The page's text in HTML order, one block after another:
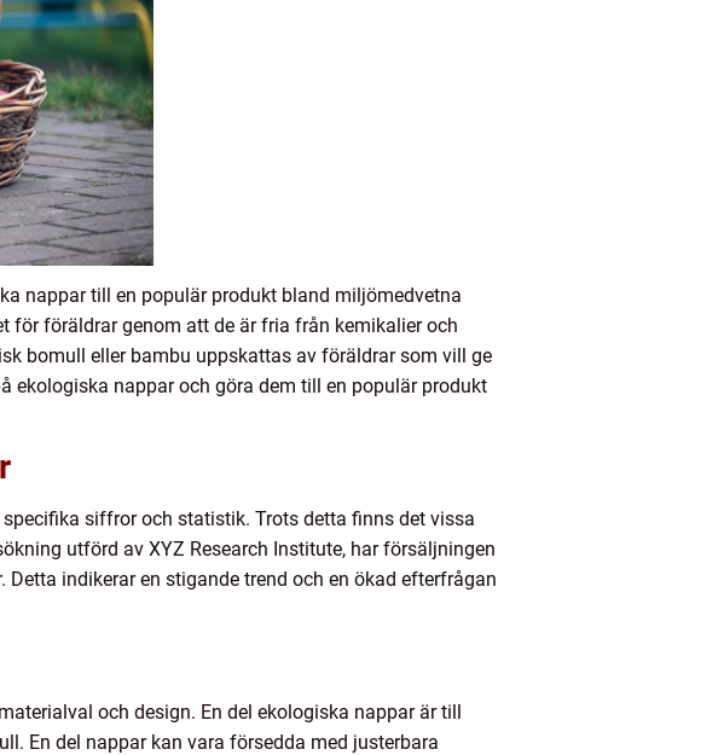
nappar till en populär produkt bland miljömedvetna
för föräldrar genom att de är fria från kemikalier och
bomull eller bambu uppskattas av föräldrar som vill ge
nappar och göra dem till en populär produkt
siffror och statistik. Trots detta finns det vissa
utförd av XYZ Research Institute, har försäljningen
indikerar en stigande trend och en ökad efterfrågan
och design. En del ekologiska nappar är till
En del nappar kan vara försedda med justerbara